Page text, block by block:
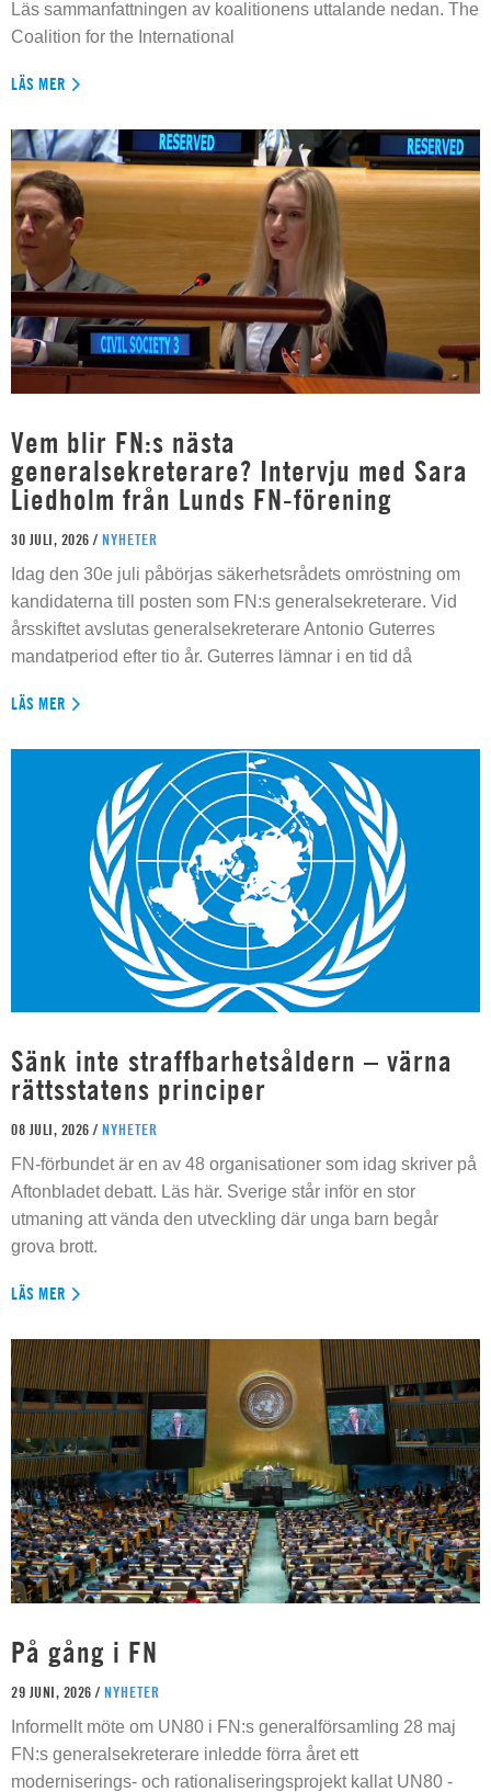
Läs sammanfattningen av koalitionens uttalande nedan. The
Coalition for the International
LÄS MER
Vem blir FN:s nästa
generalsekreterare? Intervju med Sara
Liedholm från Lunds FN-förening
30 JULI, 2026 / NYHETER
Idag den 30e juli påbörjas säkerhetsrådets omröstning om
kandidaterna till posten som FN:s generalsekreterare. Vid
årsskiftet avslutas generalsekreterare Antonio Guterres
mandatperiod efter tio år. Guterres lämnar i en tid då
LÄS MER
Sänk inte straffbarhetsåldern – värna
rättsstatens principer
08 JULI, 2026 / NYHETER
FN-förbundet är en av 48 organisationer som idag skriver på
Aftonbladet debatt. Läs här. Sverige står inför en stor
utmaning att vända den utveckling där unga barn begår
grova brott.
LÄS MER
På gång i FN
29 JUNI, 2026 / NYHETER
Informellt möte om UN80 i FN:s generalförsamling 28 maj
FN:s generalsekreterare inledde förra året ett
moderniserings- och rationaliseringsprojekt kallat UN80 -